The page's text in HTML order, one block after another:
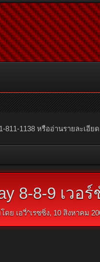
811-1138 หรืออ่านรายละเอีย
8-8-9 เวอ
โดย เอวี่^เรซซิ่ง, 10 สิงหาคม